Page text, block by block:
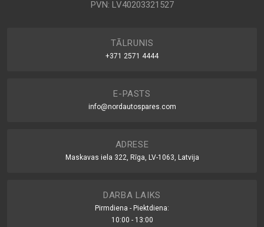
PVN: LV40203321527
TĀLRUNIS
+371 2571 4444
E-PASTS
info@nordautospares.com
ADRESE
Maskavas iela 322, Rīga, LV-1063, Latvija
DARBA LAIKS
Pirmdiena - Piektdiena:
10:00 - 13:00